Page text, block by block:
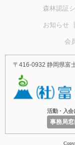
森林認証
お知らせ
会
〒416-0932 静岡県富
活動・入会
事務局窓